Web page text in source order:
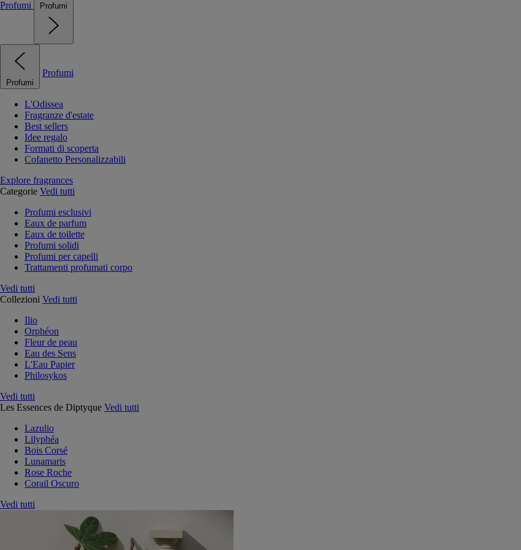
Profumi Profumi
Profumi
Profumi
L'Odissea
Fragranze d'estate
Best sellers
Idee regalo
Formati di scoperta
Cofanetto Personalizzabili
Explore fragrances
Categorie Vedi tutti
Profumi esclusivi
Eaux de parfum
Eaux de toilette
Profumi solidi
Profumi per capelli
Trattamenti profumati corpo
Vedi tutti
Collezioni Vedi tutti
Ilio
Orphéon
Fleur de peau
Eau des Sens
L'Eau Papier
Philosykos
Vedi tutti
Les Essences de Diptyque Vedi tutti
Lazulio
Lilyphéa
Bois Corsé
Lunamaris
Rose Roche
Corail Oscuro
Vedi tutti